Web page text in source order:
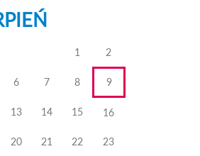
1 2
6 7 8 9
13 14 15 16
20 21 22 23